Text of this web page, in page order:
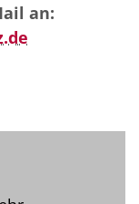
an: